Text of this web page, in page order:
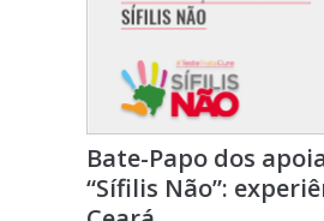
Bate-Papo dos
“Sífilis Não”: